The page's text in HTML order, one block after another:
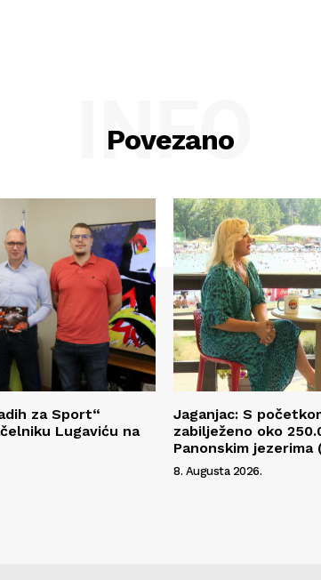
Povezano
INFO
za Sport“
Lugaviću na
Jaganjac: S
zabilježeno oko
Panonskim jezerima
8. Augusta 2026.